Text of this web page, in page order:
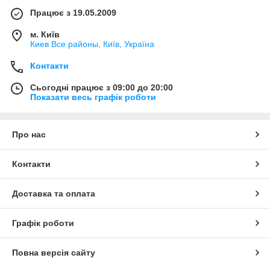
Працює з 19.05.2009
м. Київ
Киев Все районы, Київ, Україна
Контакти
Сьогодні працює з 09:00 до 20:00
Показати весь графік роботи
Про нас
Контакти
Доставка та оплата
Графік роботи
Повна версія сайту